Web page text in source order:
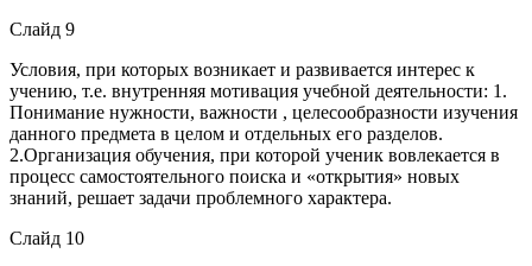
Слайд 9
Условия, при которых возникает и развивается интерес к
учению, т.е. внутренняя мотивация учебной деятельности: 1.
Понимание нужности, важности , целесообразности изучения
данного предмета в целом и отдельных его разделов.
2.Организация обучения, при которой ученик вовлекается в
процесс самостоятельного поиска и «открытия» новых
знаний, решает задачи проблемного характера.
Слайд 10